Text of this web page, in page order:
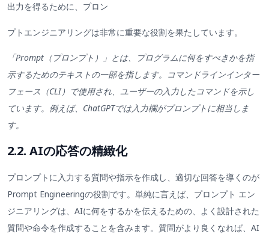
出力を得るために、プロン
プトエンジニアリングは非常に重要な役割を果たしています。
「Prompt（プロンプト）」とは、プログラムに何をすべきかを指
示するためのテキストの一部を指します。コマンドラインインター
フェース（CLI）で使用され、ユーザーの入力したコマンドを示し
ています。例えば、ChatGPTでは入力欄がプロンプトに相当しま
す。
2.2. AIの応答の精緻化
プロンプトに入力する質問や指示を作成し、適切な回答を導くのが
Prompt Engineeringの役割です。単純に言えば、プロンプト エン
ジニアリングは、AIに何をするかを伝えるための、よく設計された
質問や命令を作成することを含みます。質問がより良くなれば、AI